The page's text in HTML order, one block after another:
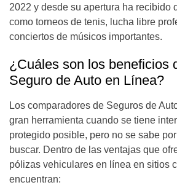
2022 y desde su apertura ha recibido
como torneos de tenis, lucha libre
conciertos de músicos importantes.
¿Cuáles son los beneficios
Seguro de Auto en Línea?
Los comparadores de Seguros de
gran herramienta cuando se tiene
protegido posible, pero no se sabe
buscar. Dentro de las ventajas que
pólizas vehiculares en línea en sitios
encuentran: